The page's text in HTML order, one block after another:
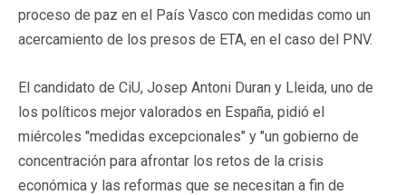
proceso de paz en el País Vasco con medidas como un
acercamiento de los presos de ETA, en el caso del PNV.
El candidato de CiU, Josep Antoni Duran y Lleida, uno de
los políticos mejor valorados en España, pidió el
miércoles "medidas excepcionales" y "un gobierno de
concentración para afrontar los retos de la crisis
económica y las reformas que se necesitan a fin de